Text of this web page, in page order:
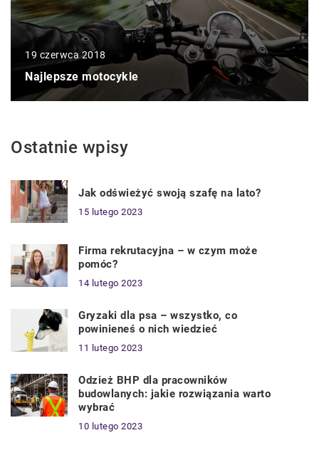
19 czerwca 2018
Najlepsze motocykle
Ostatnie wpisy
Jak odświeżyć swoją szafę na lato?
15 lutego 2023
Firma rekrutacyjna – w czym może
pomóc?
14 lutego 2023
Gryzaki dla psa – wszystko, co
powinieneś o nich wiedzieć
11 lutego 2023
Odzież BHP dla pracowników
budowlanych: jakie rozwiązania warto
wybrać
10 lutego 2023